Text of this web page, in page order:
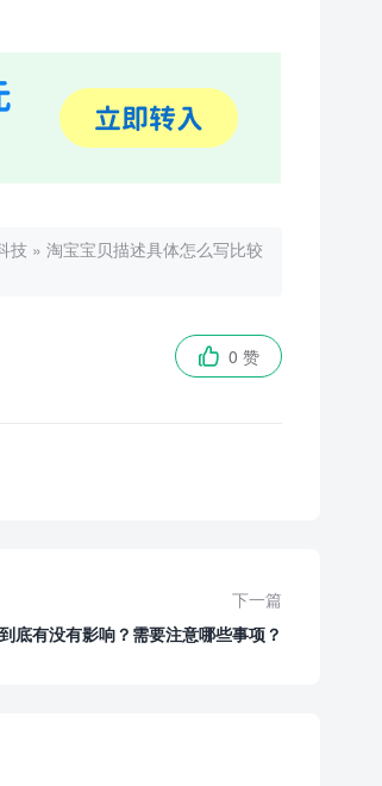
技 » 淘宝宝贝描述具体怎么写比较
 0 赞
下一篇
底有没有影响？需要注意哪些事项？